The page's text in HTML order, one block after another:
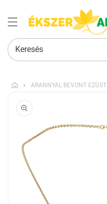
Keresés
› ARANNYAL BEVONT
UGRÁS A
TERMÉKADATOKRA